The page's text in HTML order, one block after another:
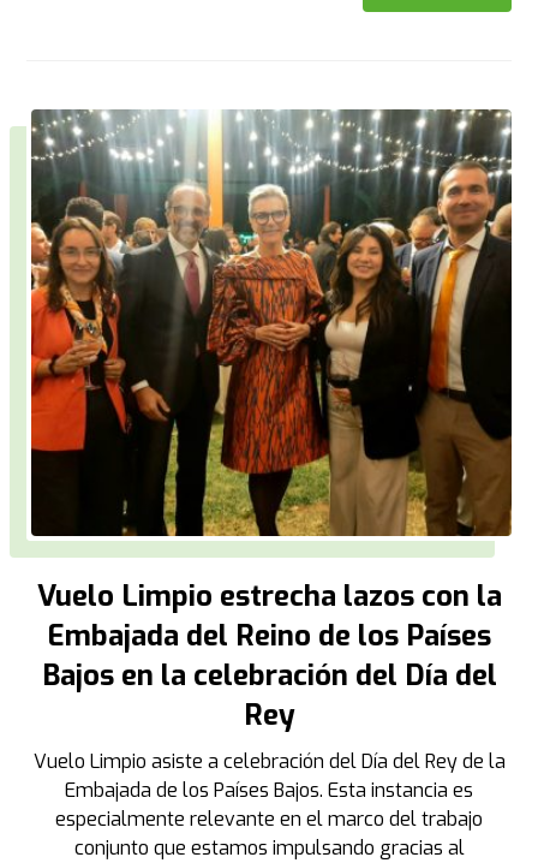
Vuelo Limpio estrecha lazos con la
Embajada del Reino de los Países
Bajos en la celebración del Día del
Rey
Vuelo Limpio asiste a celebración del Día del Rey de la
Embajada de los Países Bajos. Esta instancia es
especialmente relevante en el marco del trabajo
conjunto que estamos impulsando gracias al